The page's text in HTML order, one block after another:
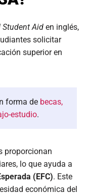
Student Aid en inglés,
solicitar
superior en
forma de becas,
estudio.
proporcionan
lo que ayuda a
(EFC). Este
económica del